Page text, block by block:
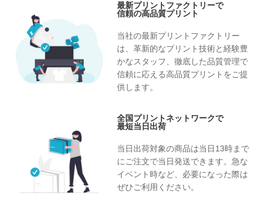
最新プリントファクトリーで
信頼の高品質プリント
当社の最新プリントファクトリー
は、革新的なプリント技術と経験豊
かなスタッフ、徹底した品質管理で
信頼に応える高品質プリントをご提
供します。
全国プリントネットワークで
最短当日出荷
当日出荷対象の商品は当日13時まで
にご注文で当日発送できます。急な
イベント時など、必要になった際は
ぜひご利用ください。